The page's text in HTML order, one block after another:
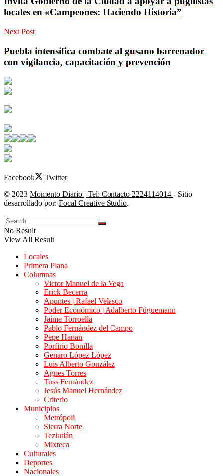
locales en «Campeones: Haciendo Historia”
Next Post
Puebla intensifica combate al gusano barrenador
con vigilancia, capacitación y prevención
Facebook
Twitter
© 2023 Momento Diario | Tel: Contacto 2224114014 - Sitio
desarrollado por: Focal Creative Studio.
No Result
View All Result
Locales
Primera Plana
Columnas
Victor Manuel de la Vega
Erick Becerra
Apuntes | Rafael Velasco
Poder Económico | Adalberto Füguemann
Jaime Torroella
Pablo Fernández del Campo
Pepe Hanan
Porfirio Bonilla
Genaro López López
Luis Alberto González
Agnes Torres
Tuss Fernández
Jesús Manuel Hernández
Criterio
Municipios
Metrópoli
Sierra Norte
Teziutlán
Mixteca
Culturales
Deportes
Nacionales